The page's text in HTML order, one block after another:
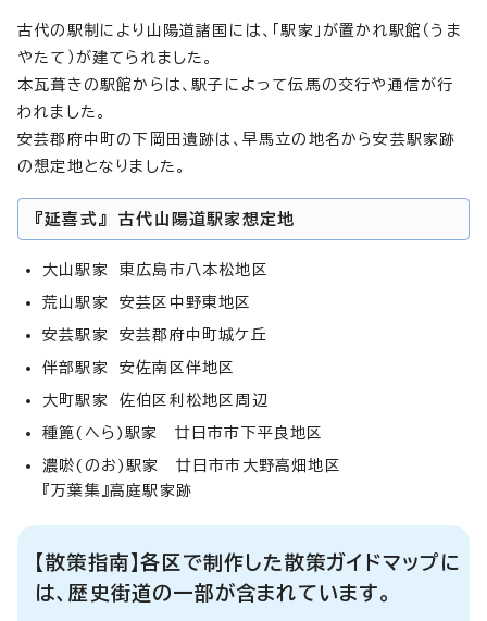
古代の駅制により山陽道諸国には、「駅家」が置かれ駅館（うま
やたて）が建てられました。
本瓦葺きの駅館からは、駅子によって伝馬の交行や通信が行
われました。
安芸郡府中町の下岡田遺跡は、早馬立の地名から安芸駅家跡
の想定地となりました。
『延喜式』 古代山陽道駅家想定地
大山駅家 東広島市八本松地区
荒山駅家 安芸区中野東地区
安芸駅家 安芸郡府中町城ケ丘
伴部駅家 安佐南区伴地区
大町駅家 佐伯区利松地区周辺
種篦(へら)駅家 廿日市市下平良地区
濃唹(のお)駅家 廿日市市大野高畑地区
『万葉集』高庭駅家跡
【散策指南】各区で制作した散策ガイドマップに
は、歴史街道の一部が含まれています。